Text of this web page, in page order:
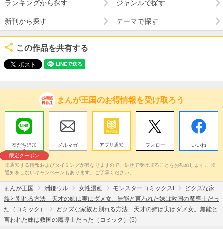
ランキングから探す ジャンルで探す
新刊から探す テーマで探す
この作品を共有する
まんが王国のお得情報を受け取ろう
友だち追加
限定クーポン
メルマガ アプリ通知 フォロー いいね
※通知する情報およびタイミングが異なりますので、併せて受け取ることをお勧めします。 ※
通知をしないキャンペーンもあります。ご了承ください。
まんが王国 洲鎌ウル 女性漫画 モンスターコミックスf
どクズな家
族と別れる方法 天才の姉は実はダメ女。無能と言われた妹は救国の魔導士だっ
た（コミック）
どクズな家族と別れる方法 天才の姉は実はダメ女。無能と
言われた妹は救国の魔導士だった（コミック）(5)